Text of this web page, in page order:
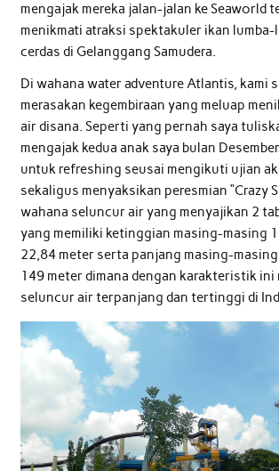
mengajak mereka jalan-jalan ke Seaworld
menikmati atraksi spektakuler ikan lumba-
cerdas di Gelanggang Samudera.
Di wahana water adventure Atlantis, kami
merasakan kegembiraan yang meluap
air disana. Seperti yang pernah saya
mengajak kedua anak saya bulan
untuk refreshing seusai mengikuti ujian
sekaligus menyaksikan peresmian “Crazy
wahana seluncur air yang menyajikan 2
yang memiliki ketinggian masing-masing
22,84 meter serta panjang masing-
149 meter dimana dengan karakteristik ini
seluncur air terpanjang dan tertinggi di